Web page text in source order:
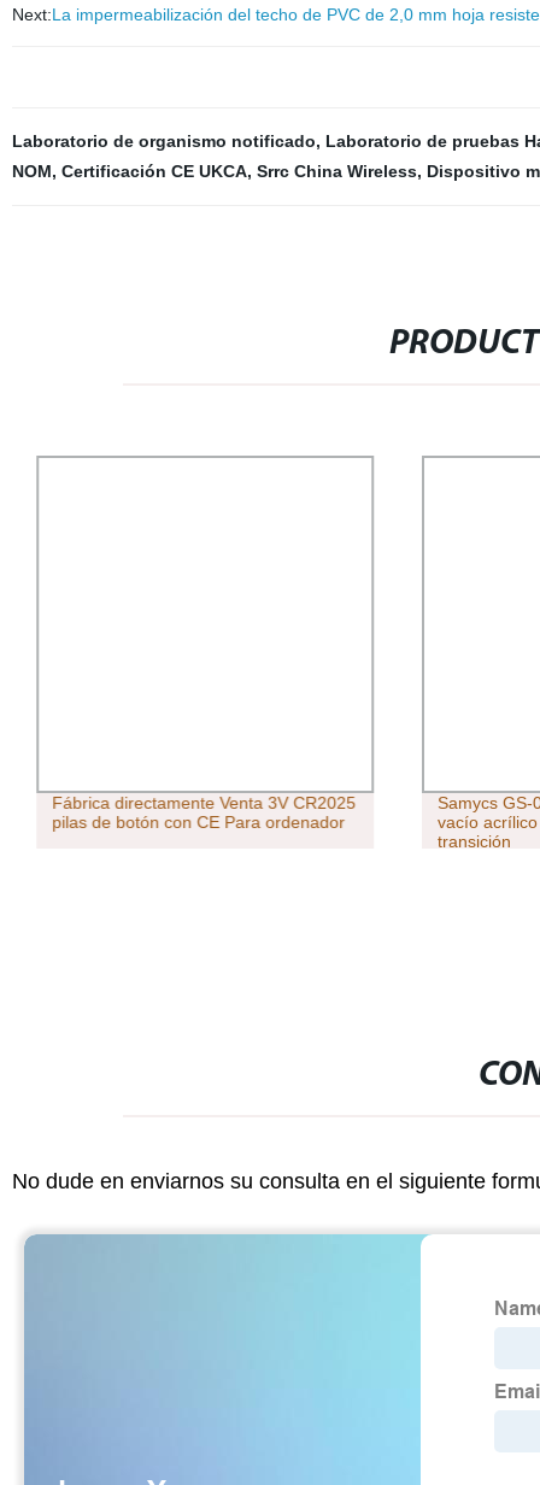
Next:La impermeabilización del techo de PVC de 2,0 mm hoja
Laboratorio de organismo notificado, Laboratorio de pruebas
NOM, Certificación CE UKCA, Srrc China Wireless, Dispositivo
Fábrica directamente Venta 3V CR2025
pilas de botón con CE Para ordenador
Samycs GS-
vacío
transición
No dude en enviarnos su consulta en el siguiente